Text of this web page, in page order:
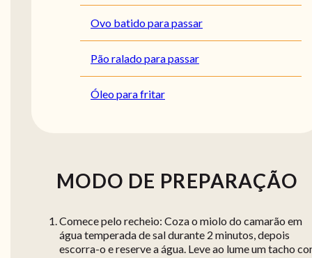
Ovo batido para passar
Pão ralado para passar
Óleo para fritar
MODO DE PREPARAÇÃO
Comece pelo recheio: Coza o miolo do camarão em
água temperada de sal durante 2 minutos, depois
escorra-o e reserve a água. Leve ao lume um tacho